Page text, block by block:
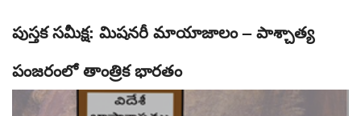
పుస్తక సమీక్ష: మిషనరీ మాయాజాలం – పాశ్చాత్య
పంజరంలో తాంత్రిక భారతం